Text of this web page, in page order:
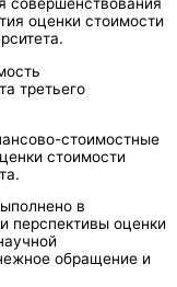
совершенствования
оценки стоимости
третьего
стоимостные
стоимости
в
перспективы оценки
обращение и